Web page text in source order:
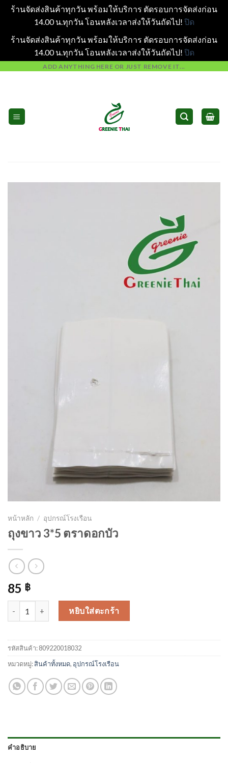
ร้านจัดส่งสินค้าทุกวัน พร้อมให้บริการ ตัดรอบการจัดส่งก่อน
14.00 น.ทุกวัน โอนหลังเวลาส่งให้วันถัดไป! ปิด
ร้านจัดส่งสินค้าทุกวัน พร้อมให้บริการ ตัดรอบการจัดส่งก่อน
14.00 น.ทุกวัน โอนหลังเวลาส่งให้วันถัดไป! ปิด
ADD ANYTHING HERE OR JUST REMOVE IT...
หน้าหลัก / อุปกรณ์โรงเรือน
ถุงขาว 3*5 ตราดอกบัว
85 ฿
จำนวน ถุงขาว 3*5 ตราดอกบัว ชิ้น
หยิบใส่ตะกร้า
รหัสสินค้า:809220018032
หมวดหมู่:สินค้าทั้งหมด, อุปกรณ์โรงเรือน
คำอธิบาย